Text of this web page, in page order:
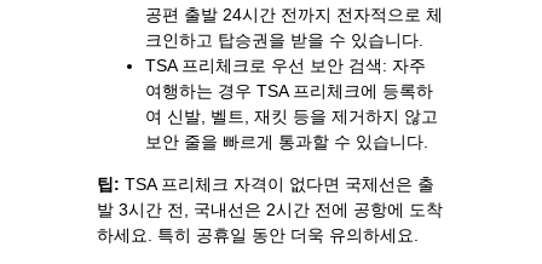
공편 출발 24시간 전까지 전자적으로 체
크인하고 탑승권을 받을 수 있습니다.
TSA 프리체크로 우선 보안 검색: 자주
여행하는 경우 TSA 프리체크에 등록하
여 신발, 벨트, 재킷 등을 제거하지 않고
보안 줄을 빠르게 통과할 수 있습니다.
팁: TSA 프리체크 자격이 없다면 국제선은 출
발 3시간 전, 국내선은 2시간 전에 공항에 도착
하세요. 특히 공휴일 동안 더욱 유의하세요.